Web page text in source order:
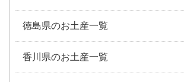
徳島県のお土産一覧
香川県のお土産一覧